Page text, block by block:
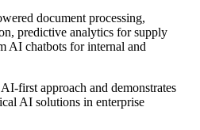
document processing,
predictive analytics for supply
AI chatbots for internal and
first approach and demonstrates
AI solutions in enterprise